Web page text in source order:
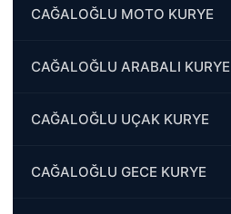
CAĞALOĞLU MOTO KURYE
CAĞALOĞLU ARABALI KURYE
CAĞALOĞLU UÇAK KURYE
CAĞALOĞLU GECE KURYE